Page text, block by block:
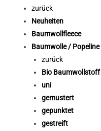
zurück
Neuheiten
Baumwollfleece
Baumwolle / Popeline
zurück
Bio Baumwollstoff
uni
gemustert
gepunktet
gestreift